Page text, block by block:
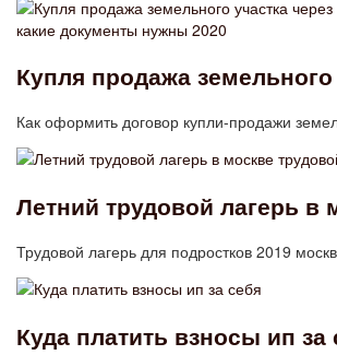
Купля продажа
Как оформить договор купли-продажи
Летний трудовой лагерь в
Трудовой лагерь для подростков 2019
Куда платить взносы ип за